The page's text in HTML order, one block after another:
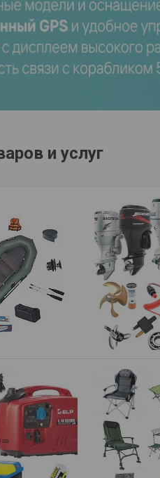
и услуг